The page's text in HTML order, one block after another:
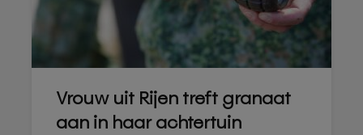
Vrouw uit Rijen treft granaat
aan in haar achtertuin